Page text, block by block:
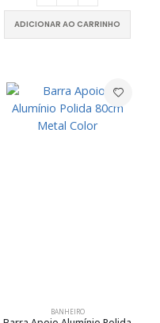
ADICIONAR AO CARRINHO
BANHEIRO